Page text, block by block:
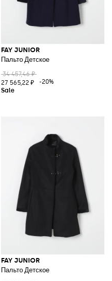
FAY JUNIOR
Пальто Детское
34 457,46 ₽
27 565,22 ₽
-20%
FAY JUNIOR
Пальто Детское